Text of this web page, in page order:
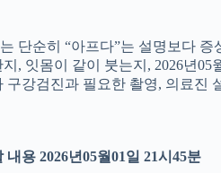
단순히 “아프다”는 설명보다
, 잇몸이 같이 붓는지, 2026년
구강검진과 필요한 촬영, 의료진
용 2026년05월01일 21시45분